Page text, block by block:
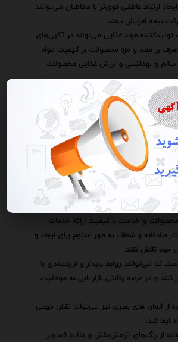
ارتباط عاطفی قوی‌تر با مخاطبان می‌توانند
بیمه افزایش دهند.
مواد غذایی می‌تواند در آگهی‌های
بر طعم و مزه محصولات بر کیفیت مواد
سالم و بهداشتی و ارزش غذایی محصولات
نمایش ویدئوهایی از مزارع و کارخانه‌های
دهد که چگونه محصولات خود را با بالاترین
اطلاعات شفاف و قابل اثبات می‌توانند
به کیفیت و سلامت محصولات شرکت افزایش
این نکته توجه داشته باشند که ایجاد اعتماد
و مداوم است و نمی‌توان آن را یک‌شبه به
محصولات و خدمات با کیفیت ارائه خدمات
صادقانه و شفاف به طور مداوم برای ایجاد و
خود تلاش کنند.
که می‌توانند روابط پایدار و ارزشمندی با
کنند و در عرصه رقابتی بازاریابی به موفقیت
از المان های بصری نیز می‌تواند نقش مهمی
ایفا کند.
از رنگ‌های آرامش‌بخش و ملایم تصاویر